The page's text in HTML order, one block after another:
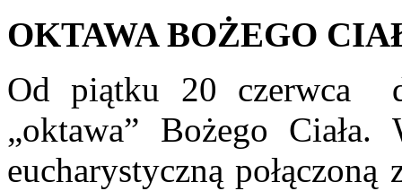
OKTAWA BOŻEGO
Od piątku 20 czerwca
„oktawa” Bożego
eucharystyczną